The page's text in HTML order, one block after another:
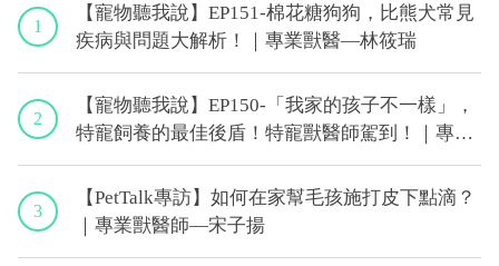
1
【寵物聽我說】EP151-棉花糖狗狗，比熊犬常見
疾病與問題大解析！｜專業獸醫—林筱瑞
2
【寵物聽我說】EP150-「我家的孩子不一樣」，
特寵飼養的最佳後盾！特寵獸醫師駕到！｜專業
獸醫—侯彣
3
【PetTalk專訪】如何在家幫毛孩施打皮下點滴？
｜專業獸醫師—宋子揚